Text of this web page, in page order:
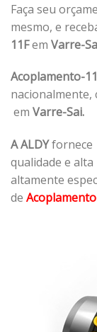
Faça seu
mesmo, e
11Fem Varre-
Acoplamento-
nacionalmente,
em Varre-Sai.
A ALDYfornece
qualidade e
altamente
de